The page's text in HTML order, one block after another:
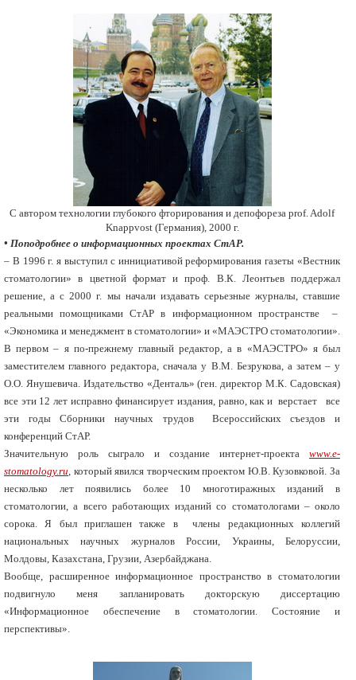
C автором технологии глубокого фторирования и депофореза prof. Adolf
Knappvost (Германия), 2000 г.
• Поподробнее о информационных проектах СтАР.
– В 1996 г. я выступил с иннициативой реформирования газеты «Вестник
стоматологии» в цветной формат и проф. В.К. Леонтьев поддержал
решение, а с 2000 г. мы начали издавать серьезные журналы, ставшие
реальными помощниками СтАР в информационном пространстве –
«Экономика и менеджмент в стоматологии» и «МАЭСТРО стоматологии».
В первом – я по-прежнему главный редактор, а в «МАЭСТРО» я был
заместителем главного редактора, сначала у В.М. Безрукова, а затем – у
О.О. Янушевича. Издательство «Денталь» (ген. директор М.К. Садовская)
все эти 12 лет исправно финансирует издания, равно, как и верстает все
эти годы Сборники научных трудов Всероссийских съездов и
конференций СтАР.
Значительную роль сыграло и создание интернет-проекта www.e-
stomatology.ru , который явился творческим проектом Ю.В. Кузовковой. За
несколько лет появились более 10 многотиражных изданий в
стоматологии, а всего работающих изданий со стоматологами – около
сорока. Я был приглашен также в члены редакционных коллегий
национальных научных журналов России, Украины, Белоруссии,
Молдовы, Казахстана, Грузии, Азербайджана.
Вообще, расширенное информационное пространство в стоматологии
подвигнуло меня запланировать докторскую диссертацию
«Информационное обеспечение в стоматологии. Состояние и
перспективы».